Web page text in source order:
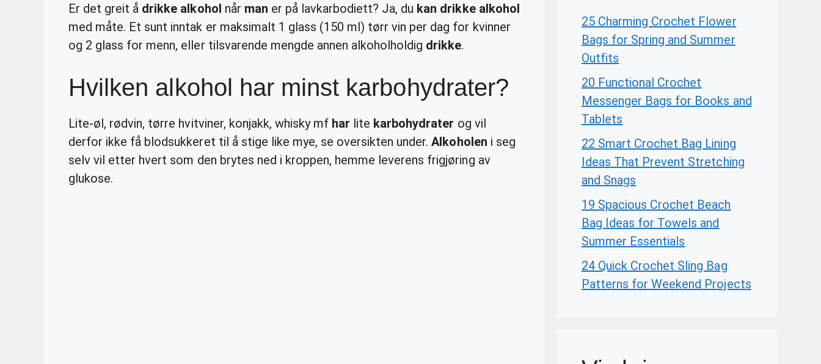
Er det greit å drikke alkohol når man er på lavkarbodiett? Ja, du kan drikke alkohol
med måte. Et sunt inntak er maksimalt 1 glass (150 ml) tørr vin per dag for kvinner
og 2 glass for menn, eller tilsvarende mengde annen alkoholholdig drikke.
Hvilken alkohol har minst karbohydrater?
Lite-øl, rødvin, tørre hvitviner, konjakk, whisky mf har lite karbohydrater og vil
derfor ikke få blodsukkeret til å stige like mye, se oversikten under.Alkoholen i seg
selv vil etter hvert som den brytes ned i kroppen, hemme leverens frigjøring av
glukose.
25 Charming Crochet Flower
Bags for Spring and Summer
Outfits
20 Functional Crochet
Messenger Bags for Books and
Tablets
22 Smart Crochet Bag Lining
Ideas That Prevent Stretching
and Snags
19 Spacious Crochet Beach
Bag Ideas for Towels and
Summer Essentials
24 Quick Crochet Sling Bag
Patterns for Weekend Projects